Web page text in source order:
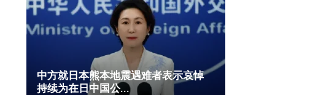
中方就日本熊本地震遇难者表示哀悼
持续为在日中国公...